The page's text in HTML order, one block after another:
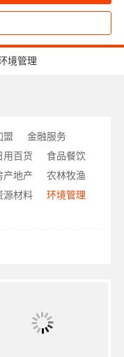
境管理
盟
金融服务
用百货
食品餐饮
产地产
农林牧渔
源材料
环境管理